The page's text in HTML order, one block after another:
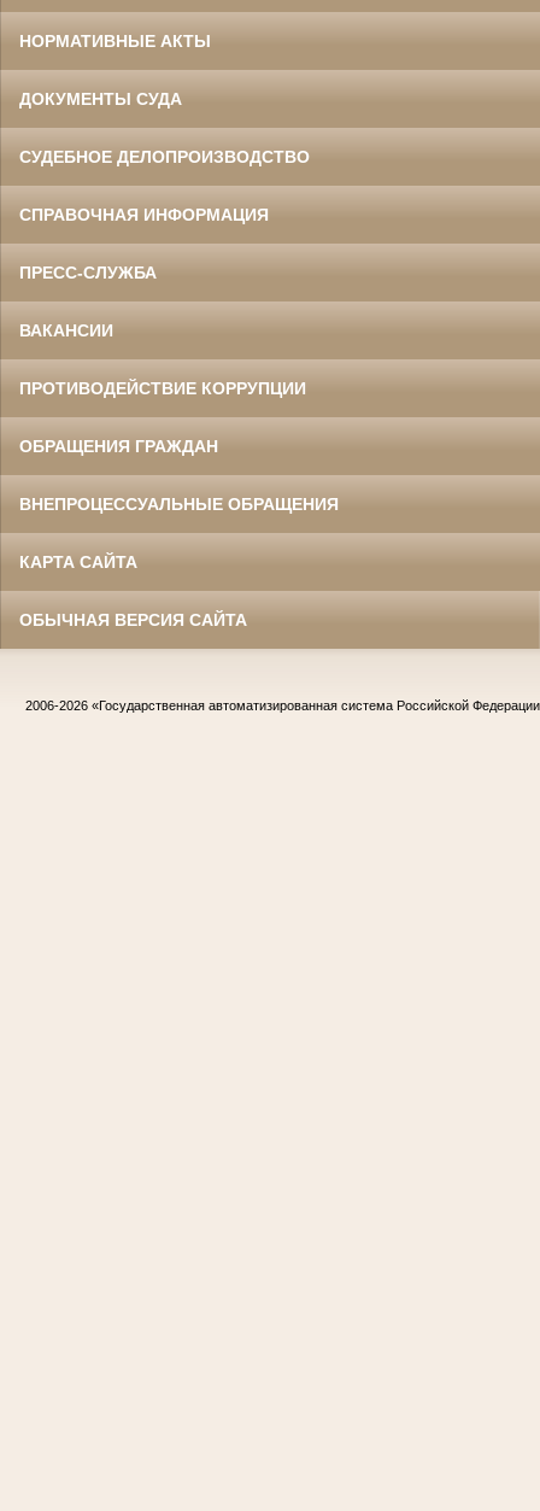
НОРМАТИВНЫЕ АКТЫ
ДОКУМЕНТЫ СУДА
СУДЕБНОЕ ДЕЛОПРОИЗВОДСТВО
СПРАВОЧНАЯ ИНФОРМАЦИЯ
ПРЕСС-СЛУЖБА
ВАКАНСИИ
ПРОТИВОДЕЙСТВИЕ КОРРУПЦИИ
ОБРАЩЕНИЯ ГРАЖДАН
ВНЕПРОЦЕССУАЛЬНЫЕ ОБРАЩЕНИЯ
КАРТА САЙТА
ОБЫЧНАЯ ВЕРСИЯ САЙТА
2006-2026 «Государственная автоматизированная система Российской